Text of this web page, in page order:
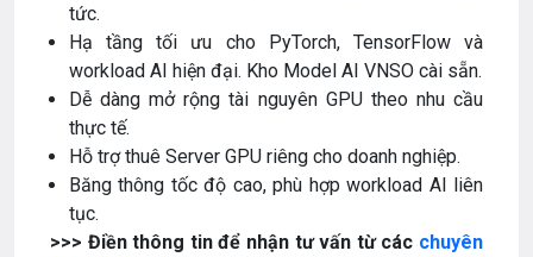
tức.
Hạ tầng tối ưu cho PyTorch, TensorFlow và
workload AI hiện đại. Kho Model AI VNSO cài sẵn.
Dễ dàng mở rộng tài nguyên GPU theo nhu cầu
thực tế.
Hỗ trợ thuê Server GPU riêng cho doanh nghiệp.
Băng thông tốc độ cao, phù hợp workload AI liên
tục.
>>> Điền thông tin để nhận tư vấn từ các chuyên